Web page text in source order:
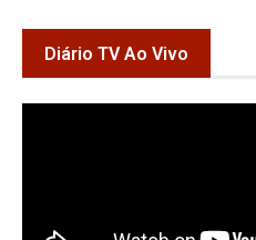
Diário TV Ao Vivo